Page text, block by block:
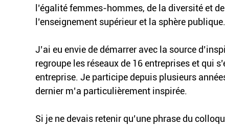
l’égalité femmes-hommes, de la diversité et
l’enseignement supérieur et la sphère publique.
J’ai eu envie de démarrer avec la source
regroupe les réseaux de 16 entreprises et qui
entreprise. Je participe depuis plusieurs
dernier m’a particulièrement inspirée.
Si je ne devais retenir qu’une phrase du